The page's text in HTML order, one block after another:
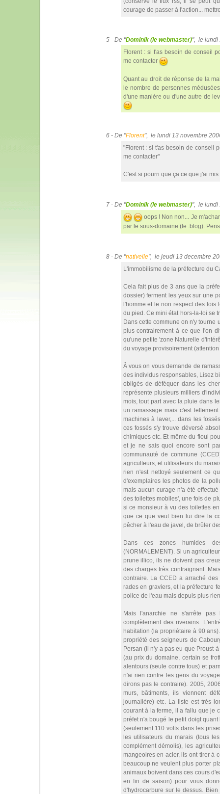
courage de passer à l'action...
5 - De "Dominik (le webmaster)", le lundi
Florent : si t'as besoin de conseil
me contacter
Quant au droit de réponse de la
le nombre de personnes
d'une manière ou d'une autre de
6 - De "Florent", le lundi 13 novembre
"Florent : si t'as besoin de conseil
me contacter"
C'est si pourri que ça ce que j'ai
7 - De "Dominik (le webmaster)", le lundi
oops ! Non non... Je
par le sous-domaine (le .blog).
8 - De "nativelle", le jeudi 13 decembre
L'immobilisme de la préfecture du
Cela fait plus de 3 ans que la
dossier) ferment les yeux sur une
l'homme et le non respect des
du pied. Ce mini état hors-la-loi se
Dans cette commune on n'y tourne
plus contrairement à ce que l'on
qu'une petite 'zone Naturelle
du voyage provisoirement
Â vous on vous demande de
des individus responsables, Lisez
obligés de déféquer dans les
représente plusieurs milliers
mois, tout part avec la pluie dans
un ramassage mais c'est
machines à laver,... dans les
ces fossés s'y trouve déversé
chimiques etc. Et même du fioul
et je ne sais quoi encore sont
communauté de commune
agriculteurs, et utilisateurs du
rien n'est nettoyé seulement ce
d'exemplaires les photos de la
mais aucun curage n'a été
des toilettes mobiles', une fois de
si ce monsieur à vu des toilettes
que ce que veut bien lui dire la
pêcher à l'eau de javel, de brûler
Dans ces zones humides
(NORMALEMENT). Si un
prune illico, ils ne doivent pas
des charges très contraignant.
contraire. La CCED a arraché
rades en graviers, et la préfecture
police de l'eau mais depuis plus
Mais l'anarchie ne s'arrête
complètement des riverains.
habitation (la propriétaire à 90
propriété des seigneurs de
Persan (il n'y a pas eu que Proust
(au prix du domaine, certain se
alentours (seule contre tous) et
n'ai rien contre les gens du
dirons pas le contraire). 2005,
murs, bâtiments, ils viennent
journalière) etc. La liste est très
courant à la ferme, il a fallu que je
préfet n'a bougé le petit doigt
(seulement 110 volts dans les
les utilisateurs du marais (tous
complément démolis), les
mangeoires en acier, ils ont tirer à
beaucoup ne veulent plus porter
animaux boivent dans ces cours
en fin de saison) pour vous
d'hydrocarbure sur le dessus.